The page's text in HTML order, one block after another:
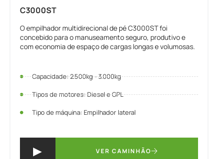
C3000ST
O empilhador multidirecional de pé C3000ST foi
concebido para o manuseamento seguro, produtivo e
com economia de espaço de cargas longas e volumosas.
Capacidade: 2.500kg - 3.000kg
Tipos de motores: Diesel e GPL
Tipo de máquina: Empilhador lateral
VER CAMINHÃO